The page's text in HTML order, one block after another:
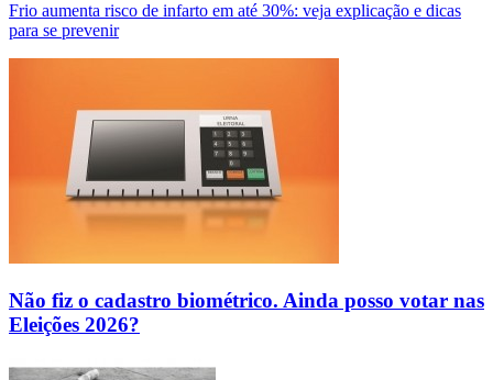
Frio aumenta risco de infarto em até 30%: veja explicação e dicas
para se prevenir
Não fiz o cadastro biométrico. Ainda posso votar nas
Eleições 2026?